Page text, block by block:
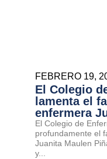
FEBRERO 19,
El Colegio
lamenta el
enfermera
El Colegio de
profundamente el
Juanita Maulen
y...